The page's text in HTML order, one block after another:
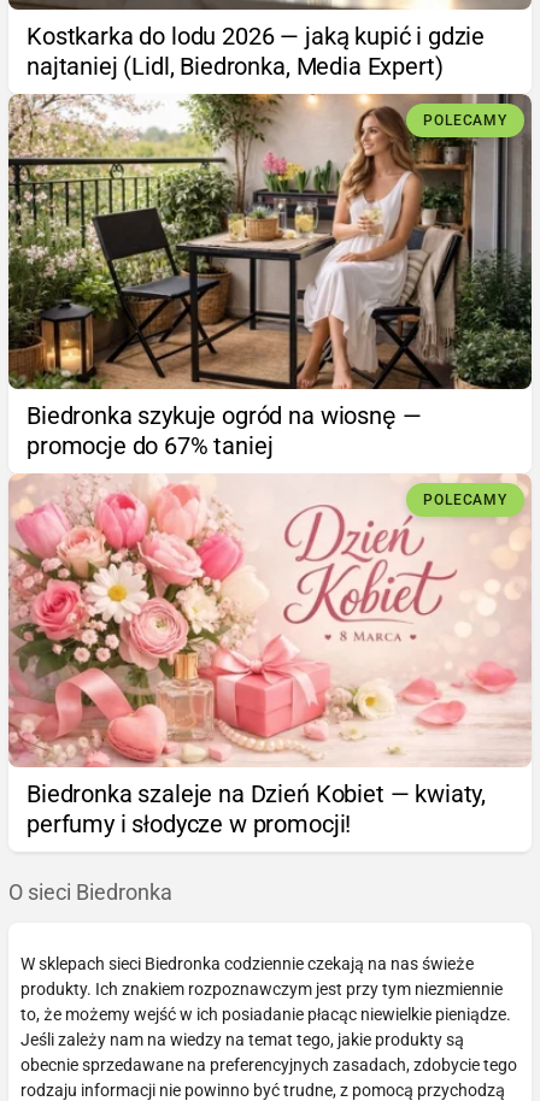
Kostkarka do lodu 2026 — jaką kupić i gdzie
najtaniej (Lidl, Biedronka, Media Expert)
POLECAMY
Biedronka szykuje ogród na wiosnę —
promocje do 67% taniej
POLECAMY
Biedronka szaleje na Dzień Kobiet — kwiaty,
perfumy i słodycze w promocji!
O sieci Biedronka
W sklepach sieci Biedronka codziennie czekają na nas świeże
produkty. Ich znakiem rozpoznawczym jest przy tym niezmiennie
to, że możemy wejść w ich posiadanie płacąc niewielkie pieniądze.
Jeśli zależy nam na wiedzy na temat tego, jakie produkty są
obecnie sprzedawane na preferencyjnych zasadach, zdobycie tego
rodzaju informacji nie powinno być trudne, z pomocą przychodzą